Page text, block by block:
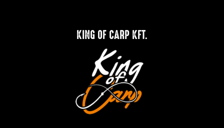
KING OF CARP KFT.